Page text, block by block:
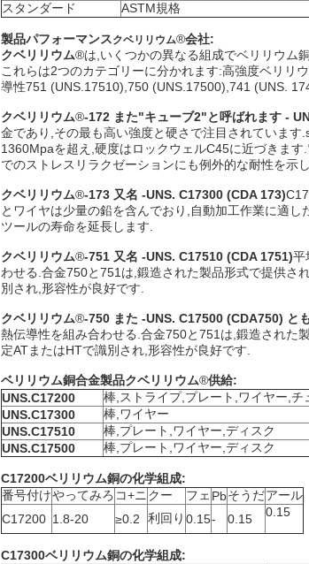
スタンダード
ASTM規格
製品パフォーマンスクベリリウム®会社:
クベリリウム®は,いくつかの異なる組成でベリリウム
これらは2つのカテゴリーに分かれます:高強度ベリ
導性751 (UNS.17510),750 (UNS.17500),741 (UNS.
クベリリウム®-172 また"キューブ2"と呼ばれます -
金であり,その最も高い強度と硬さで注目されています.
1360Mpaを超え,硬度はロックウェルC45に近づきま
でのストレスリラクゼーションにも例外的な耐性を示
クベリリウム®-173 又名 -UNS. C17300 (CDA 173)
とワイヤは少量の鉛を含んでおり,自動加工作業に適
ツールの寿命を延長します.
クベリリウム®-751 又名 -UNS. C17510 (CDA 1751)平
わせる.合金750と751は,鍛造された製品形式で提供さ
別され,形容性が良好です.
クベリリウム®-750 また -UNS. C17500 (CDA750) と
熱伝導性を組み合わせる.合金750と751は,鍛造された
定ATまたはHTで識別され,形容性が良好です.
ベリリウム銅合金製品クベリリウム®供給:
UNS.C17200
棒,ストライプ,プレート,ワイヤー,チ
UNS.C17300
棒,ワイヤー
UNS.C17510
棒,プレート,ワイヤー,ディスク
UNS.C17500
棒,プレート,ワイヤー,ディスク
C17200ベリリウム銅の化学組成:
番号付けやってみろ コ+ニ クー フェ Pbそうだアール
C17200 1.8-20 ≥0.2 利回り 0.15- 0.15 0.15
C17300ベリリウム銅の化学組成: